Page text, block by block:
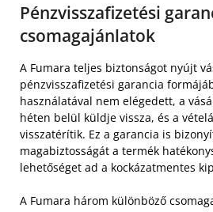
Pénzvisszafizetési
csomagajánlatok
A Fumara teljes biztonságot nyújt
pénzvisszafizetési garancia
használatával nem elégedett, a
héten belül küldje vissza, és a
visszatérítik. Ez a garancia is
magabiztosságát a termék
lehetőséget ad a kockázatmentes
A Fumara három különböző